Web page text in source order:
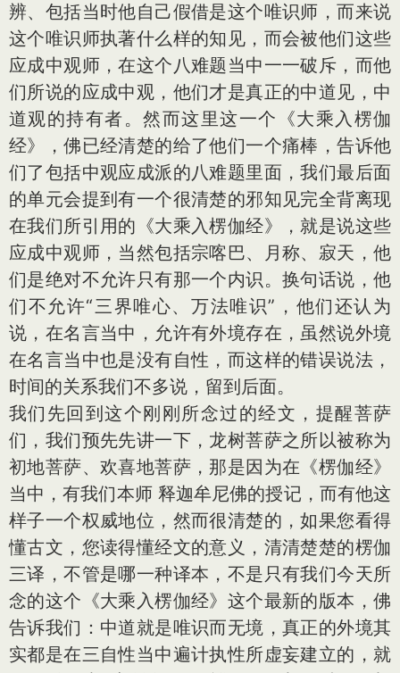
辨、包括当时他自己假借是这个唯识师，而来说
这个唯识师执著什么样的知见，而会被他们这些
应成中观师，在这个八难题当中一一破斥，而他
们所说的应成中观，他们才是真正的中道见，中
道观的持有者。然而这里这一个《大乘入楞伽
经》，佛已经清楚的给了他们一个痛棒，告诉他
们了包括中观应成派的八难题里面，我们最后面
的单元会提到有一个很清楚的邪知见完全背离现
在我们所引用的《大乘入楞伽经》，就是说这些
应成中观师，当然包括宗喀巴、月称、寂天，他
们是绝对不允许只有那一个内识。换句话说，他
们不允许“三界唯心、万法唯识”，他们还认为
说，在名言当中，允许有外境存在，虽然说外境
在名言当中也是没有自性，而这样的错误说法，
时间的关系我们不多说，留到后面。
我们先回到这个刚刚所念过的经文，提醒菩萨
们，我们预先先讲一下，龙树菩萨之所以被称为
初地菩萨、欢喜地菩萨，那是因为在《楞伽经》
当中，有我们本师 释迦牟尼佛的授记，而有他这
样子一个权威地位，然而很清楚的，如果您看得
懂古文，您读得懂经文的意义，清清楚楚的楞伽
三译，不管是哪一种译本，不是只有我们今天所
念的这个《大乘入楞伽经》这个最新的版本，佛
告诉我们：中道就是唯识而无境，真正的外境其
实都是在三自性当中遍计执性所虚妄建立的，就